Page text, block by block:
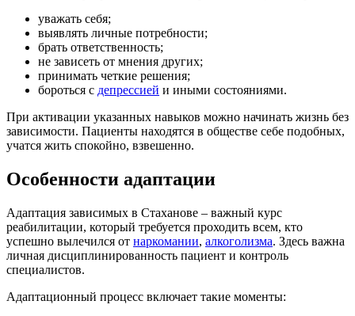
уважать себя;
выявлять личные потребности;
брать ответственность;
не зависеть от мнения других;
принимать четкие решения;
бороться с депрессией и иными состояниями.
При активации указанных навыков можно начинать жизнь без
зависимости. Пациенты находятся в обществе себе подобных,
учатся жить спокойно, взвешенно.
Особенности адаптации
Адаптация зависимых в Стаханове – важный курс
реабилитации, который требуется проходить всем, кто
успешно вылечился от наркомании, алкоголизма. Здесь важна
личная дисциплинированность пациент и контроль
специалистов.
Адаптационный процесс включает такие моменты: